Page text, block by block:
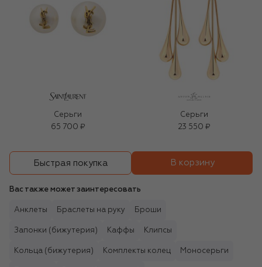
Серьги
65 700 ₽
Серьги
23 550 ₽
Быстрая покупка В корзину
Вас также может заинтересовать
Анклеты Браслеты на руку Броши
Запонки (бижутерия) Каффы Клипсы
Кольца (бижутерия) Комплекты колец Моносерьги